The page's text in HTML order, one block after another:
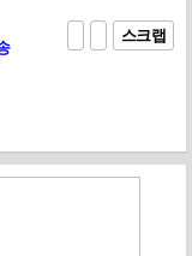
스크랩